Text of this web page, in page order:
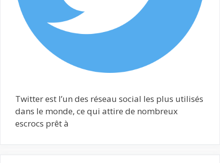
Twitter est l’un des réseau social les plus utilisés
dans le monde, ce qui attire de nombreux
escrocs prêt à